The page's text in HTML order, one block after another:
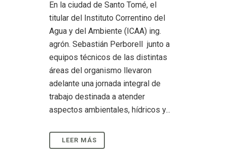
En la ciudad de Santo Tomé, el
titular del Instituto Correntino del
Agua y del Ambiente (ICAA) ing.
agrón. Sebastián Perborell junto a
equipos técnicos de las distintas
áreas del organismo llevaron
adelante una jornada integral de
trabajo destinada a atender
aspectos ambientales, hídricos y...